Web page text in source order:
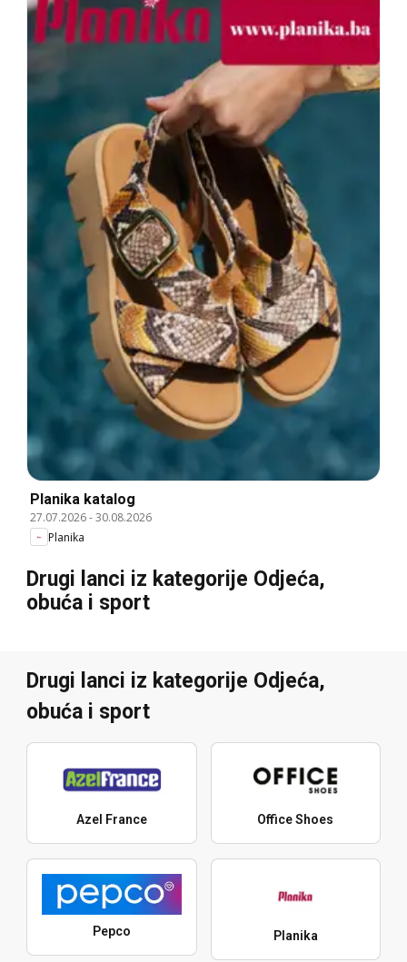
Planika katalog
27.07.2026-30.08.2026
Planika
Drugi lanci iz kategorije Odjeća,
obuća i sport
Drugi lanci iz kategorije Odjeća,
obuća i sport
Azel France Office Shoes
Pepco Planika